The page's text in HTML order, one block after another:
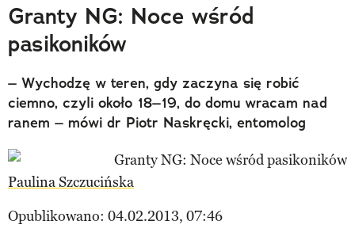
Trendbook Podróżniczy
Polecane
Granty NG: Noce wśród
pasikoników
– Wychodzę w teren, gdy zaczyna się robić
ciemno, czyli około 18–19, do domu wracam nad
ranem – mówi dr Piotr Naskręcki, entomolog
Paulina Szczucińska
Opublikowano: 04.02.2013, 07:46